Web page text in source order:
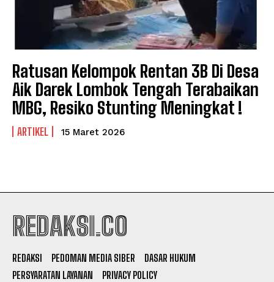
Ratusan Kelompok Rentan 3B Di Desa
Aik Darek Lombok Tengah Terabaikan
MBG, Resiko Stunting Meningkat !
ARTIKEL 15 Maret 2026
REDAKSI.CO
REDAKSI PEDOMAN MEDIA SIBER
DASAR HUKUM
PERSYARATAN LAYANAN
PRIVACY POLICY